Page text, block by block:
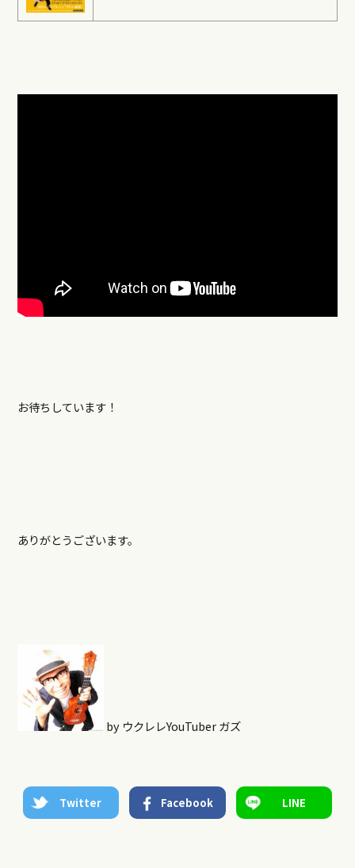
お待ちしています！
ありがとうございます。
by ウクレレYouTuber ガズ
Twitter Facebook LINE